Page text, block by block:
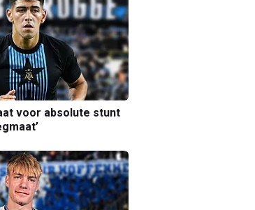
voor absolute stunt